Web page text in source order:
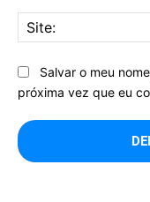
Salvar o meu
próxima vez que eu